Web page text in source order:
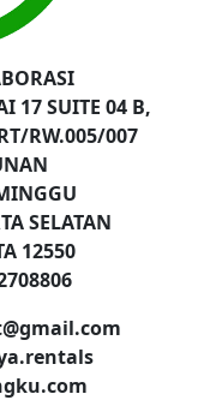
17 SUITE 04 B,
RW.005/007
SELATAN
12550